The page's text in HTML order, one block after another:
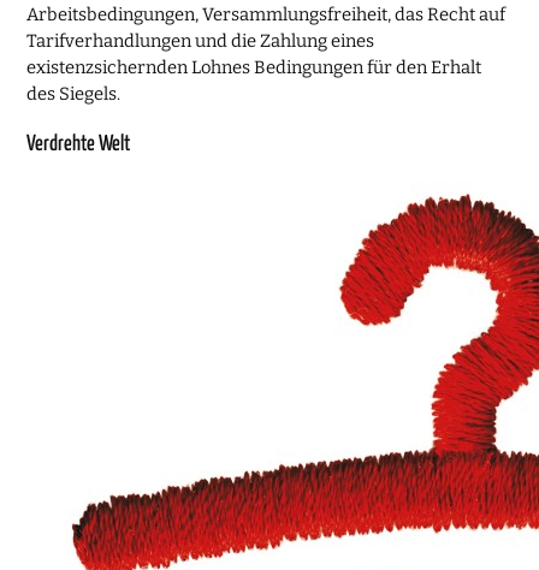
Arbeitsbedingungen, Versammlungsfreiheit, das Recht auf
Tarifverhandlungen und die Zahlung eines
existenzsichernden Lohnes Bedingungen für den Erhalt
des Siegels.
Verdrehte Welt